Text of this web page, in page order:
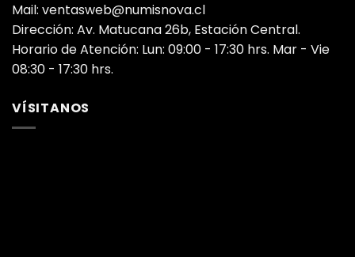
Mail: ventasweb@numisnova.cl
Dirección: Av. Matucana 26b, Estación Central.
Horario de Atención: Lun: 09:00 - 17:30 hrs. Mar - Vie
08:30 - 17:30 hrs.
VÍSITANOS